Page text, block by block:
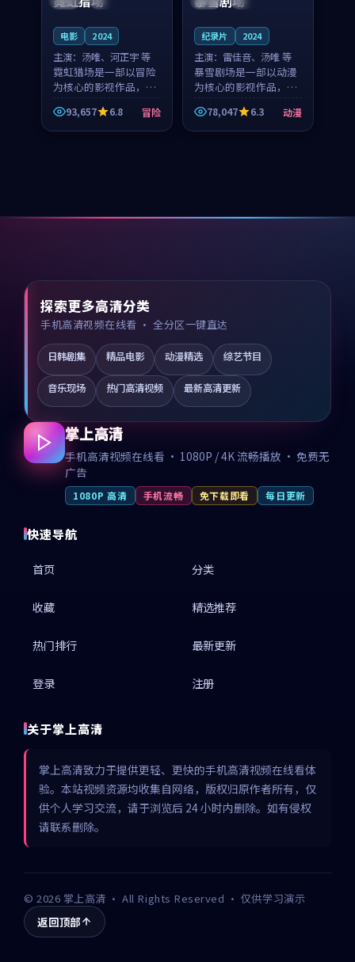
电影 2024
主演： 汤唯、河正宇 等
霓虹猎场是一部以冒险
为核心的影视作品，围
绕危机、反转与人物成
长展开，整体节奏紧
凑，值得推荐观看。
93,657 6.8 冒险
纪录片 2024
主演： 雷佳音、汤唯 等
暴雪剧场是一部以动漫
为核心的影视作品，围
绕危机、反转与人物成
长展开，整体节奏紧
凑，值得推荐观看。
78,047 6.3 动漫
探索更多高清分类
手机高清视频在线看 · 全分区一键直达
日韩剧集 精品电影 动漫精选 综艺节目
音乐现场 热门高清视频 最新高清更新
掌上高清
手机高清视频在线看 · 1080P / 4K 流畅播放 · 免费无
广告
1080P 高清 手机流畅 免下载即看 每日更新
快速导航
首页 分类
收藏 精选推荐
热门排行 最新更新
登录 注册
关于掌上高清
掌上高清致力于提供更轻、更快的手机高清视频在线看体
验。本站视频资源均收集自网络，版权归原作者所有，仅
供个人学习交流，请于浏览后 24 小时内删除。如有侵权
请联系删除。
©2026 掌上高清 · All Rights Reserved · 仅供学习演示
返回顶部